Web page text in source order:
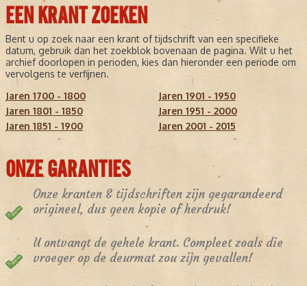
EEN KRANT ZOEKEN
Bent u op zoek naar een krant of tijdschrift van een specifieke
datum, gebruik dan het zoekblok bovenaan de pagina. Wilt u het
archief doorlopen in perioden, kies dan hieronder een periode om
vervolgens te verfijnen.
Jaren 1700 - 1800
Jaren 1801 - 1850
Jaren 1851 - 1900
Jaren 1901 - 1950
Jaren 1951 - 2000
Jaren 2001 - 2015
ONZE GARANTIES
Onze kranten & tijdschriften zijn gegarandeerd
origineel, dus geen kopie of herdruk!
U ontvangt de gehele krant. Compleet zoals die
vroeger op de deurmat zou zijn gevallen!